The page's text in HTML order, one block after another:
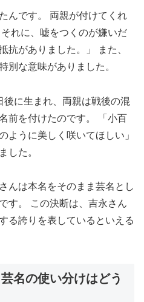
んです。 両親が付けてくれ
れに、嘘をつくのが嫌いだ
抗がありました。」 また、
別な意味がありました。
に生まれ、両親は戦後の混
前を付けたのです。 「小百
ように美しく咲いてほしい」
した。
んは本名をそのまま芸名とし
す。 この決断は、吉永さん
る誇りを表しているといえる
名の使い分けはどう